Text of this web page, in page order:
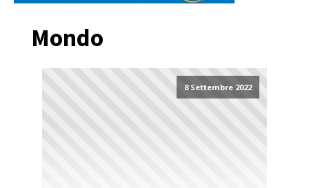
Mondo
8 Settembre 2022